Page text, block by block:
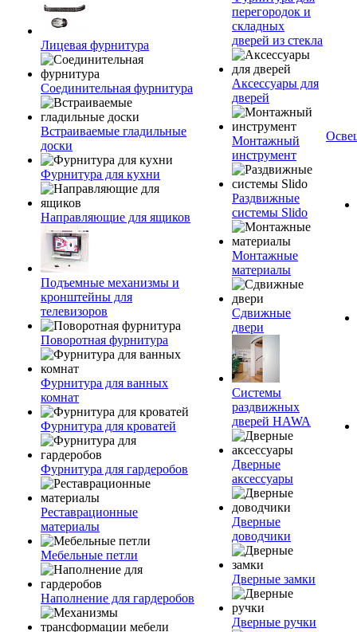
Лицевая фурнитура
Соединительная фурнитура
Встраиваемые гладильные
доски
Фурнитура для кухни
Направляющие для ящиков
Подъемные механизмы и
кронштейны для
телевизоров
Поворотная фурнитура
Фурнитура для ванных
комнат
Фурнитура для кроватей
Фурнитура для гардеробов
Реставрационные
материалы
Мебельные петли
Наполнение для гардеробов
перегородок и
складных
дверей из стекла
Аксессуары для
дверей
Монтажный
инструмент
Раздвижные
системы Slido
Монтажные
материалы
Сдвижные
двери
Системы
раздвижных
дверей HAWA
Дверные
аксессуары
Дверные
доводчики
Дверные замки
Дверные ручки